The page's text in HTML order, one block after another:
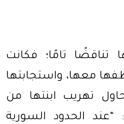
تناقضًا تامًا؛ فكانت
معها، واستجابتها
تهريب ابنتها من
“عند الحدود السورية